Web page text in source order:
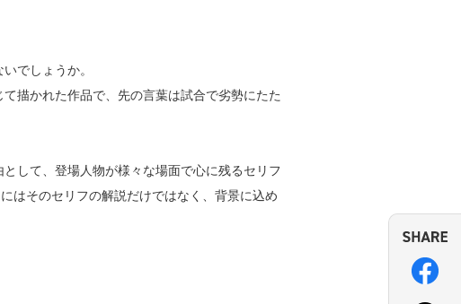
でしょうか。
描かれた作品で、先の言葉は試合で劣勢にたた
して、登場人物が様々な場面で心に残るセリフ
はそのセリフの解説だけではなく、背景に込め